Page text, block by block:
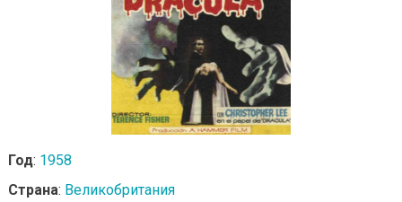
Год: 1958
Страна: Великобритания